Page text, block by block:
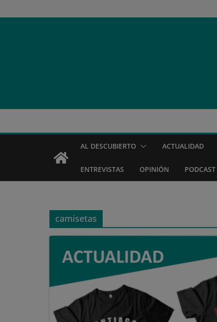
al
AL DESCUBIERTO ACTUALIDAD
ENTREVISTAS OPINIÓN PODCAST
camisetas